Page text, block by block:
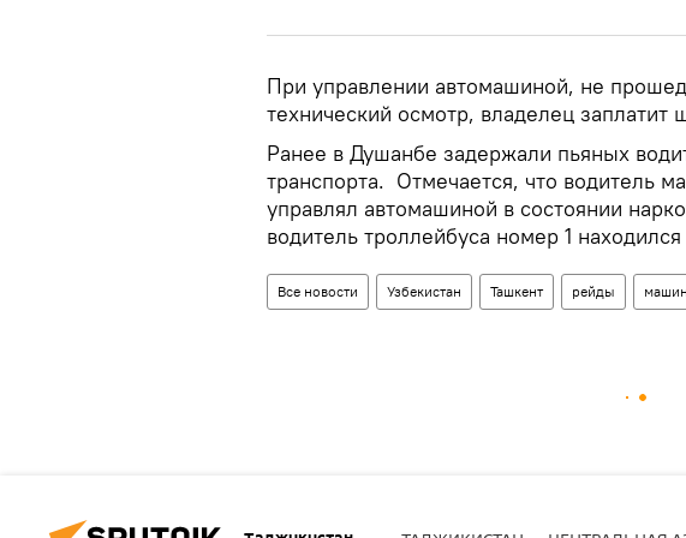
При управлении автомашиной, не
технический осмотр, владелец
Ранее в Душанбе задержали пьяных
транспорта. Отмечается, что водитель
управлял автомашиной в состоянии
водитель троллейбуса номер 1
Все новости Узбекистан Ташкент рейды